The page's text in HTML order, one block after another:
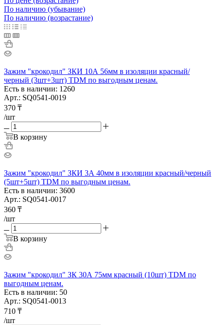
По наличию (убывание)
По наличию (возрастание)
Зажим "крокодил" ЗКИ 10А 56мм в изоляции красный/
черный (3шт+3шт) TDM по выгодным ценам.
Есть в наличии: 1260
Арт.: SQ0541-0019
370 ₸
/шт
В корзину
Зажим "крокодил" ЗКИ 3А 40мм в изоляции красный/черный
(5шт+5шт) TDM по выгодным ценам.
Есть в наличии: 3600
Арт.: SQ0541-0017
360 ₸
/шт
В корзину
Зажим "крокодил" ЗК 30А 75мм красный (10шт) TDM по
выгодным ценам.
Есть в наличии: 50
Арт.: SQ0541-0013
710 ₸
/шт